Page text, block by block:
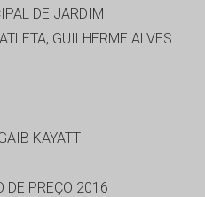
DE JARDIM
GUILHERME ALVES
KAYATT
DE PREÇO 2016